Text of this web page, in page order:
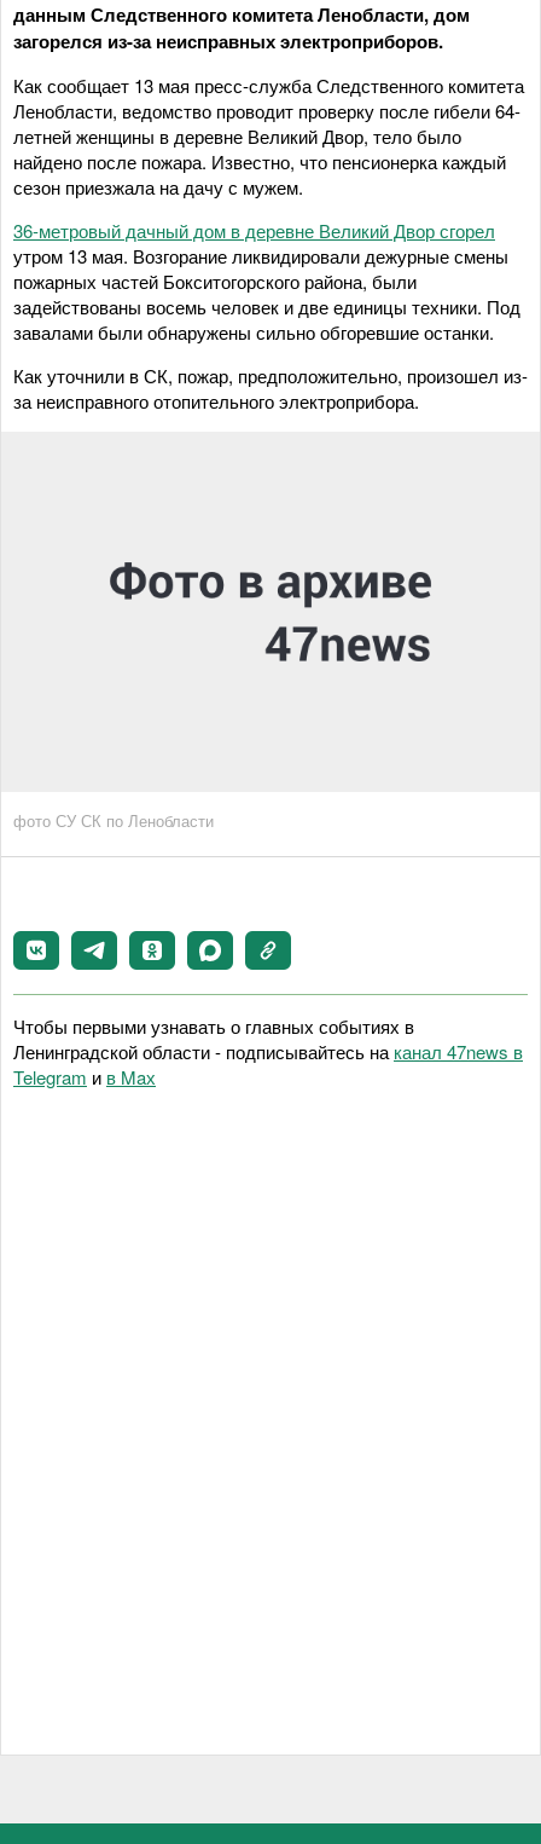
данным Следственного комитета Ленобласти, дом
загорелся из-за неисправных электроприборов.
Как сообщает 13 мая пресс-служба Следственного комитета
Ленобласти, ведомство проводит проверку после гибели 64-
летней женщины в деревне Великий Двор, тело было
найдено после пожара. Известно, что пенсионерка каждый
сезон приезжала на дачу с мужем.
36-метровый дачный дом в деревне Великий Двор сгорел
утром 13 мая. Возгорание ликвидировали дежурные смены
пожарных частей Бокситогорского района, были
задействованы восемь человек и две единицы техники. Под
завалами были обнаружены сильно обгоревшие останки.
Как уточнили в СК, пожар, предположительно, произошел из-
за неисправного отопительного электроприбора.
фото СУ СК по Ленобласти
Чтобы первыми узнавать о главных событиях в
Ленинградской области - подписывайтесь на канал 47news в
Telegram и в Maх